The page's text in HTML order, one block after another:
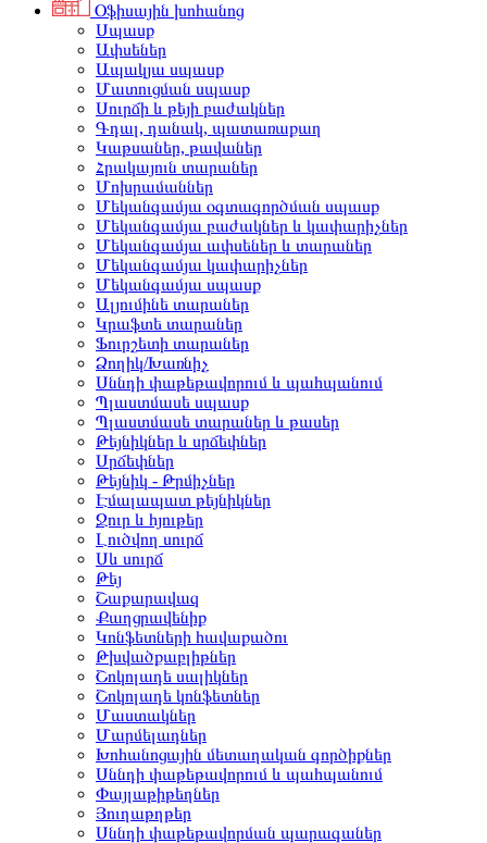
Օֆիսային խոհանոց
Սպասք
Ափսեներ
Ապակյա սպասք
Մատուցման սպասք
Սուրճի և թեյի բաժակներ
Գդալ, դանակ, պատառաքաղ
Կաթսաներ, թավաներ
Հրակայուն տարաներ
Մոխրամաններ
Մեկանգամյա օգտագործման սպասք
Մեկանգամյա բաժակներ և կափարիչներ
Մեկանգամյա ափսեներ և տարաներ
Մեկանգամյա կափարիչներ
Մեկանգամյա սպասք
Ալյումինե տարաներ
Կրաֆտե տարաներ
Ֆուրշետի տարաներ
Ձողիկ/Խառնիչ
Սննդի փաթեթավորում և պահպանում
Պլաստմասե սպասք
Պլաստմասե տարաներ և թասեր
Թեյնիկներ և սրճեփներ
Սրճեփներ
Թեյնիկ - Թրմիչներ
Էմալապատ թեյնիկներ
Ջուր և հյութեր
Լուծվող սուրճ
Սև սուրճ
Թեյ
Շաքարավազ
Քաղցրավենիք
Կոնֆետների հավաքածու
Թխվածքաբլիթներ
Շոկոլադե սալիկներ
Շոկոլադե կոնֆետներ
Մաստակներ
Մարմելադներ
Խոհանոցային մետաղական գործիքներ
Սննդի փաթեթավորում և պահպանում
Փայլաթիթեղներ
Յուղաթղթեր
Սննդի փաթեթավորման պարագաներ